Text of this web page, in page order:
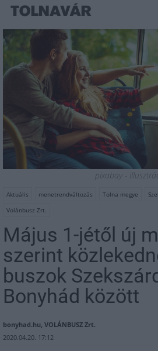
pixabay -
Aktuális menetrendváltozás Tolna megye
Volánbusz Zrt.
Május 1-jétől új
szerint
buszok
Bonyhád között
bonyhad.hu, VOLÁNBUSZ Zrt.
2020.04.20. 17:12